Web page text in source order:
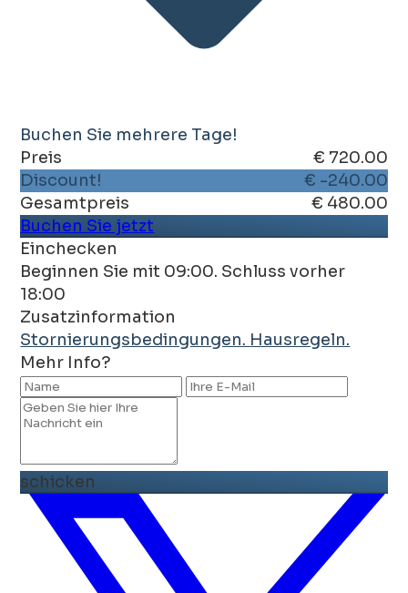
Buchen Sie mehrere Tage!
Preis
€ 720.00
Discount!
€ -240.00
Gesamtpreis
€ 480.00
Buchen Sie jetzt
Einchecken
Beginnen Sie mit 09:00. Schluss vorher
18:00
Zusatzinformation
Stornierungsbedingungen. Hausregeln.
Mehr Info?
schicken